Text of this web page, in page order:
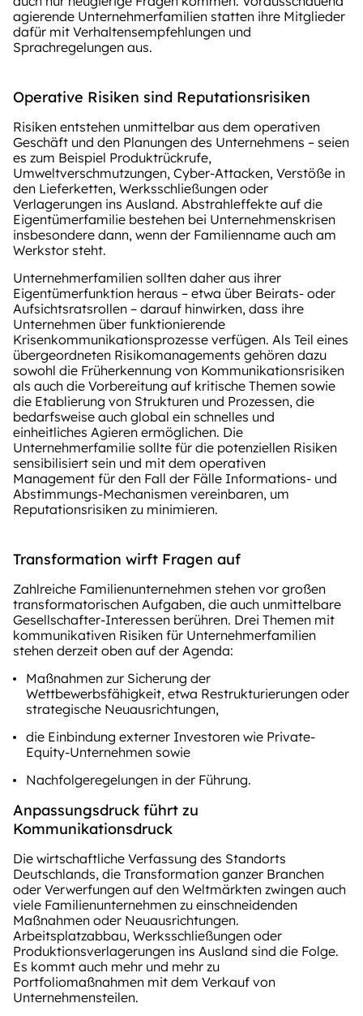
agierende Unternehmerfamilien statten ihre Mitglieder
dafür mit Verhaltensempfehlungen und
Sprachregelungen aus.
Operative Risiken sind Reputationsrisiken
Risiken entstehen unmittelbar aus dem operativen
Geschäft und den Planungen des Unternehmens – seien
es zum Beispiel Produktrückrufe,
Umweltverschmutzungen, Cyber-Attacken, Verstöße in
den Lieferketten, Werksschließungen oder
Verlagerungen ins Ausland. Abstrahleffekte auf die
Eigentümerfamilie bestehen bei Unternehmenskrisen
insbesondere dann, wenn der Familienname auch am
Werkstor steht.
Unternehmerfamilien sollten daher aus ihrer
Eigentümerfunktion heraus – etwa über Beirats- oder
Aufsichtsratsrollen – darauf hinwirken, dass ihre
Unternehmen über funktionierende
Krisenkommunikationsprozesse verfügen. Als Teil eines
übergeordneten Risikomanagements gehören dazu
sowohl die Früherkennung von Kommunikationsrisiken
als auch die Vorbereitung auf kritische Themen sowie
die Etablierung von Strukturen und Prozessen, die
bedarfsweise auch global ein schnelles und
einheitliches Agieren ermöglichen. Die
Unternehmerfamilie sollte für die potenziellen Risiken
sensibilisiert sein und mit dem operativen
Management für den Fall der Fälle Informations- und
Abstimmungs-Mechanismen vereinbaren, um
Reputationsrisiken zu minimieren.
Transformation wirft Fragen auf
Zahlreiche Familienunternehmen stehen vor großen
transformatorischen Aufgaben, die auch unmittelbare
Gesellschafter-Interessen berühren. Drei Themen mit
kommunikativen Risiken für Unternehmerfamilien
stehen derzeit oben auf der Agenda:
Maßnahmen zur Sicherung der
Wettbewerbsfähigkeit, etwa Restrukturierungen oder
strategische Neuausrichtungen,
die Einbindung externer Investoren wie Private-
Equity-Unternehmen sowie
Nachfolgeregelungen in der Führung.
Anpassungsdruck führt zu
Kommunikationsdruck
Die wirtschaftliche Verfassung des Standorts
Deutschlands, die Transformation ganzer Branchen
oder Verwerfungen auf den Weltmärkten zwingen auch
viele Familienunternehmen zu einschneidenden
Maßnahmen oder Neuausrichtungen.
Arbeitsplatzabbau, Werksschließungen oder
Produktionsverlagerungen ins Ausland sind die Folge.
Es kommt auch mehr und mehr zu
Portfoliomaßnahmen mit dem Verkauf von
Unternehmensteilen.